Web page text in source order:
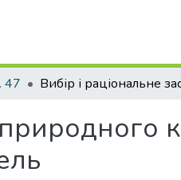
47
природного